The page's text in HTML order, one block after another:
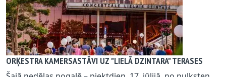
ORĶESTRA KAMERSASTĀVI UZ "LIELĀ DZINTARA" TERASES